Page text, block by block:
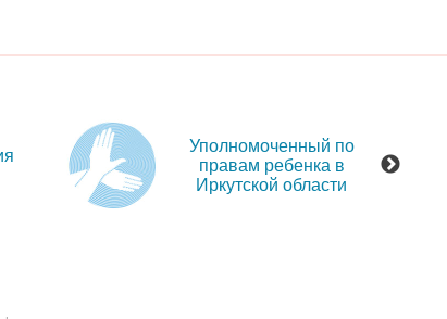
Уполномоченный по
правам ребенка в
Иркутской области